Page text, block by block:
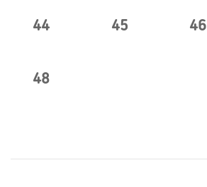
44 45 46
48